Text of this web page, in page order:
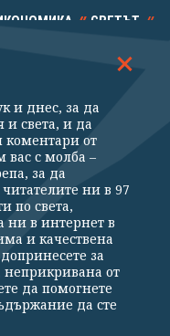
СВЕТЪТ
КАЛЕЙДОСКОП
поверителност
За Клуб Z
ни
ЕООД, София, ул. "Алеко
2026 „Клуб Зебра Медия“
и днес, за да
и света, и да
коментари от
вас с молба –
за да
ни в 97
по света,
ни в интернет в
и качествена
за
от
да помогнете
да сте